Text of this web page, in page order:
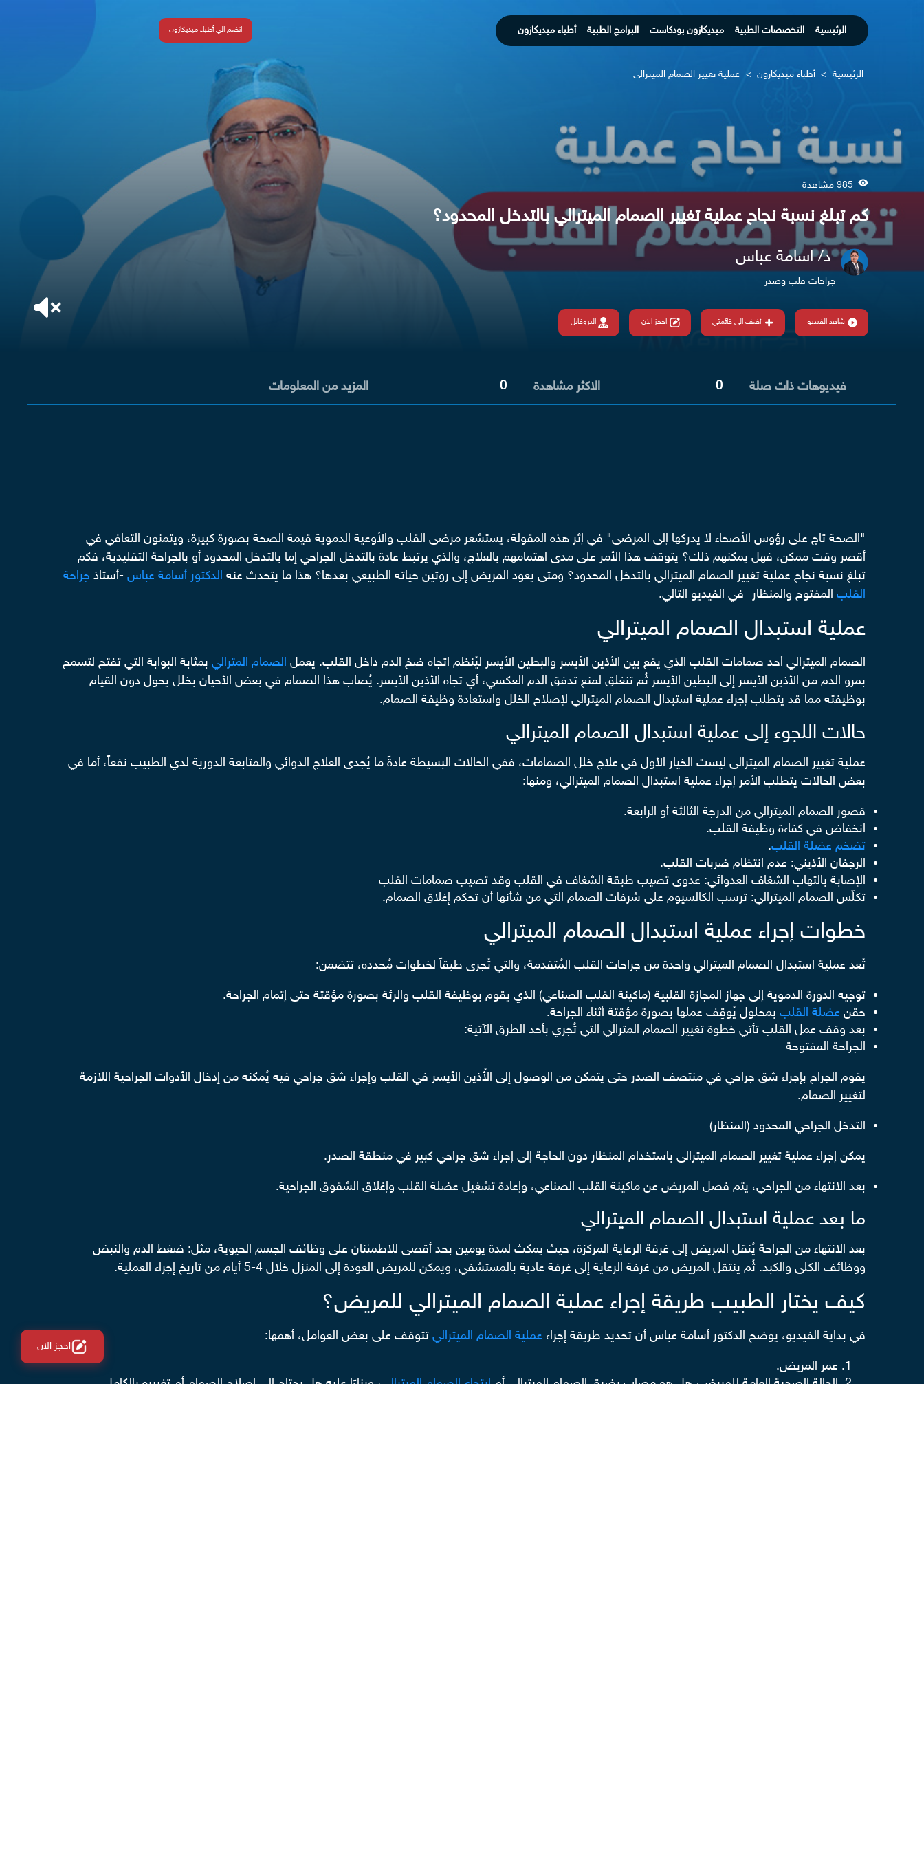
انضم الي أطباء ميديكازون الرئيسية التخصصات الطبية ميديكازون بودكاست البرامج الطبية أطباء ميديكازون
الرئيسية > أطباء ميديكازون > عملية تغيير الصمام الميترالي
985 مشاهدة
كم تبلغ نسبة نجاح عملية تغيير الصمام الميترالي بالتدخل المحدود؟
د/ اسامة عباس
جراحات قلب وصدر
شاهد الفيديو أضف الى قائمتي احجز الان البروفايل
فيديوهات ذات صلة 0 الاكثر مشاهدة 0 المزيد من المعلومات
"الصحة تاج على رؤوس الأصحاء لا يدركها إلى المرضى" في إثر هذه المقولة، يستشعر مرضى القلب والأوعية الدموية قيمة الصحة بصورة كبيرة، ويتمنون التعافي في
أقصر وقت ممكن، فهل يمكنهم ذلك؟ يتوقف هذا الأمر على مدى اهتمامهم بالعلاج، والذي يرتبط عادة بالتدخل الجراحي إما بالتدخل المحدود أو بالجراحة التقليدية، فكم
تبلغ نسبة نجاح عملية تغيير الصمام الميترالي بالتدخل المحدود؟ ومتى يعود المريض إلى روتين حياته الطبيعي بعدها؟ هذا ما يتحدث عنه الدكتور أسامة عباس-أستاذ جراحة
القلبالمفتوح والمنظار- في الفيديو التالي.
عملية استبدال الصمام الميترالي
الصمام الميترالي أحد صمامات القلب الذي يقع بين الأذين الأيسر والبطين الأيسر ليُنظم اتجاه ضخ الدم داخل القلب. يعمل الصمام المتراليبمثابة البوابة التي تفتح لتسمح
بمرو الدم من الأذين الأيسر إلى البطين الأيسر ثُم تنغلق لمنع تدفق الدم العكسي، أي تجاه الأذين الأيسر. يُصاب هذا الصمام في بعض الأحيان بخلل يحول دون القيام
بوظيفته مما قد يتطلب إجراء عملية استبدال الصمام الميترالي لإصلاح الخلل واستعادة وظيفة الصمام.
حالات اللجوء إلى عملية استبدال الصمام الميترالي
عملية تغيير الصمام الميترالى ليست الخيار الأول في علاج خلل الصمامات، ففي الحالات البسيطة عادةً ما يُجدى العلاج الدوائي والمتابعة الدورية لدي الطبيب نفعاً، أما في
بعض الحالات يتطلب الأمر إجراء عملية استبدال الصمام الميترالي، ومنها:
قصور الصمام الميترالي من الدرجة الثالثة أو الرابعة.
انخفاض في كفاءة وظيفة القلب.
تضخم عضلة القلب.
الرجفان الأذيني: عدم انتظام ضربات القلب.
الإصابة بالتهاب الشغاف العدوائي: عدوى تصيب طبقة الشغاف في القلب وقد تصيب صمامات القلب
تكلّس الصمام الميترالي: ترسب الكالسيوم على شرفات الصمام التي من شأنها أن تحكم إغلاق الصمام.
خطوات إجراء عملية استبدال الصمام الميترالي
تُعد عملية استبدال الصمام الميترالي واحدة من جراحات القلب المُتقدمة، والتي تُجرى طبقاً لخطوات مُحدده، تتضمن:
توجيه الدورة الدموية إلى جهاز المجازة القلبية (ماكينة القلب الصناعي) الذي يقوم بوظيفة القلب والرئة بصورة مؤقتة حتى إتمام الجراحة.
حقن عضلة القلببمحلول يُوقِف عملها بصورة مؤقتة أثناء الجراحة.
بعد وقف عمل القلب تأتي خطوة تغيير الصمام المترالي التي تُجري بأحد الطرق الآتية:
الجراحة المفتوحة
يقوم الجراح بإجراء شق جراحي في منتصف الصدر حتى يتمكن من الوصول إلى الأُذين الأيسر في القلب وإجراء شق جراحي فيه يُمكنه من إدخال الأدوات الجراحية اللازمة
لتغيير الصمام.
التدخل الجراحي المحدود (المنظار)
يمكن إجراء عملية تغيير الصمام الميترالى باستخدام المنظار دون الحاجة إلى إجراء شق جراحي كبير في منطقة الصدر.
بعد الانتهاء من الجراحي، يتم فصل المريض عن ماكينة القلب الصناعي، وإعادة تشغيل عضلة القلب وإغلاق الشقوق الجراحية.
ما بعد عملية استبدال الصمام الميترالي
بعد الانتهاء من الجراحة يُنقل المريض إلى غرفة الرعاية المركزة، حيث يمكث لمدة يومين بحد أقصى للاطمئنان على وظائف الجسم الحيوية، مثل: ضغط الدم والنبض
ووظائف الكلى والكبد. ثُم ينتقل المريض من غرفة الرعاية إلى غرفة عادية بالمستشفي، ويمكن للمريض العودة إلى المنزل خلال 4-5 أيام من تاريخ إجراء العملية.
كيف يختار الطبيب طريقة إجراء عملية الصمام الميترالي للمريض؟
في بداية الفيديو، يوضح الدكتور أسامة عباس أن تحديد طريقة إجراء عملية الصمام الميتراليتتوقف على بعض العوامل، أهمها:
عمر المريض.
الحالة الصحية العامة للمريض، هل هو مصاب بضيق الصمام الميترالي أمارتجاع الصمام الميترالي، وبناءًا عليه هل يحتاج إلى إصلاح الصمام أم تغييره بالكامل.
احجز الان